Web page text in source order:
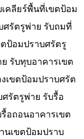
คลียร์พื้นที่เขตป้อม
ศรัตรูพ่าย รับถมที่
ป้อมปราบศรัตรู
รับทุบอาคารเขต
เขตป้อมปราบศรัต
รัตรูพ่าย รับรื้อ
อถอนอาคารเขต
นเขตป้อมปราบ